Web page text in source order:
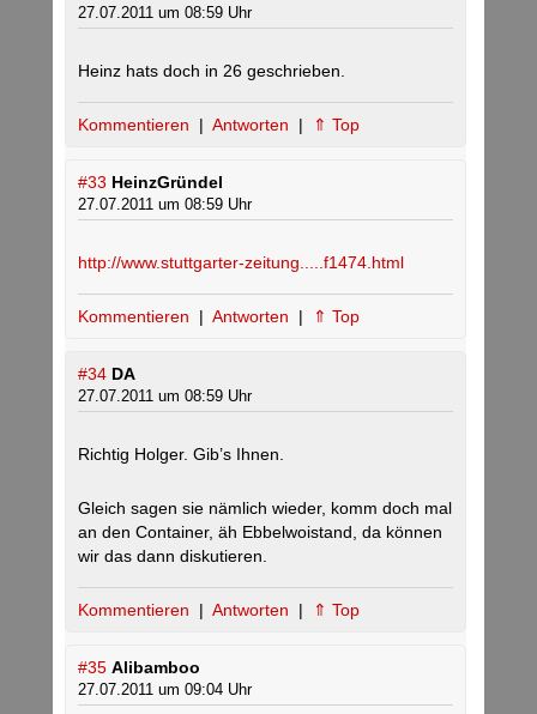
27.07.2011 um 08:59 Uhr
Heinz hats doch in 26 geschrieben.
Kommentieren | Antworten | ⇑ Top
#33 HeinzGründel
27.07.2011 um 08:59 Uhr
http://www.stuttgarter-zeitung.....f1474.html
Kommentieren | Antworten | ⇑ Top
#34 DA
27.07.2011 um 08:59 Uhr
Richtig Holger. Gib’s Ihnen.
Gleich sagen sie nämlich wieder, komm doch mal
an den Container, äh Ebbelwoistand, da können
wir das dann diskutieren.
Kommentieren | Antworten | ⇑ Top
#35 Alibamboo
27.07.2011 um 09:04 Uhr